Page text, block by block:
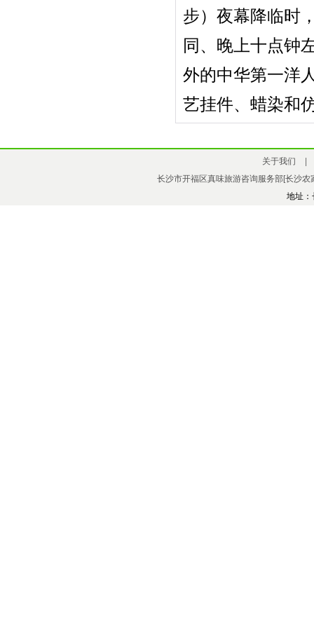
步）夜幕降临时
同、晚上十点钟
外的中华第一洋
艺挂件、蜡染和
关于我们
长沙市开福区真味旅游咨询服务部[长沙农
地址：